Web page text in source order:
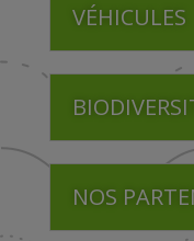
VÉHICULES
NOS